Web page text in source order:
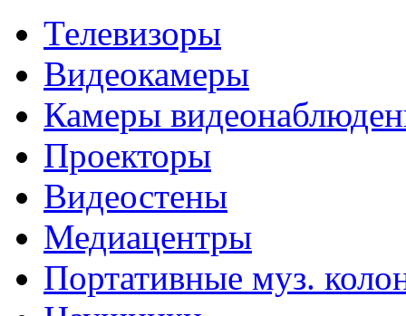
Телевизоры
Видеокамеры
Камеры
Проекторы
Видеостены
Медиацентры
Портативные муз.